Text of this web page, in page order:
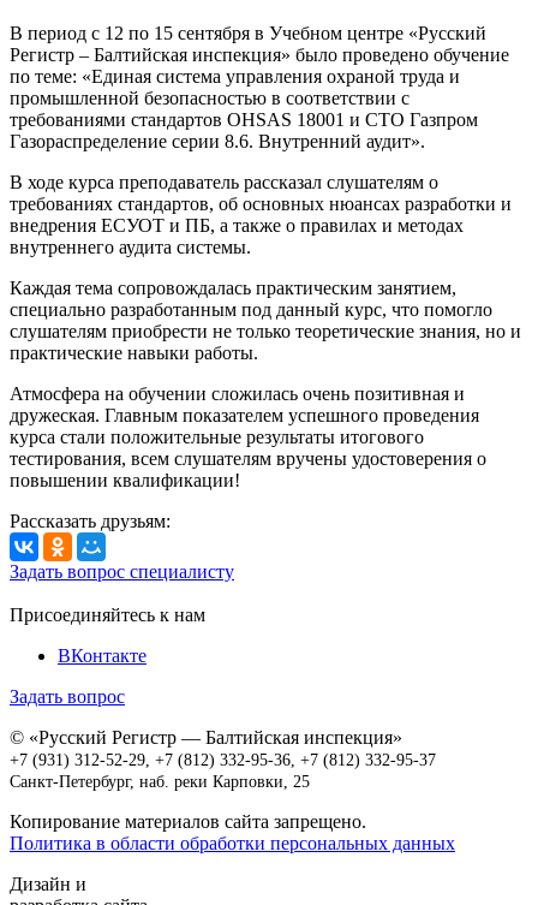
В период с 12 по 15 сентября в Учебном центре «Русский
Регистр – Балтийская инспекция» было проведено обучение
по теме: «Единая система управления охраной труда и
промышленной безопасностью в соответствии с
требованиями стандартов OHSAS 18001 и СТО Газпром
Газораспределение серии 8.6. Внутренний аудит».
В ходе курса преподаватель рассказал слушателям о
требованиях стандартов, об основных нюансах разработки и
внедрения ЕСУОТ и ПБ, а также о правилах и методах
внутреннего аудита системы.
Каждая тема сопровождалась практическим занятием,
специально разработанным под данный курс, что помогло
слушателям приобрести не только теоретические знания, но и
практические навыки работы.
Атмосфера на обучении сложилась очень позитивная и
дружеская. Главным показателем успешного проведения
курса стали положительные результаты итогового
тестирования, всем слушателям вручены удостоверения о
повышении квалификации!
Рассказать друзьям:
Задать вопрос специалисту
Присоединяйтесь к нам
ВКонтакте
Задать вопрос
© «Русский Регистр — Балтийская инспекция»
+7 (931) 312-52-29 +7 (812) 332-95-36, +7 (812) 332-95-37
Санкт-Петербург, наб. реки Карповки, 25
Копирование материалов сайта запрещено.
Политика в области обработки персональных данных
Дизайн и